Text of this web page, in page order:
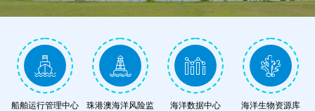
船舶运行管理中心
珠港澳海洋风险监
海洋数据中心 海洋生物资源库